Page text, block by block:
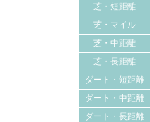
芝・短距離
芝・マイル
芝・中距離
芝・長距離
ダート・短距離
ダート・中距離
ダート・長距離